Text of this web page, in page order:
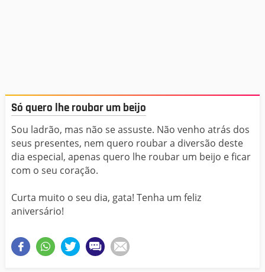
Só quero lhe roubar um beijo
Sou ladrão, mas não se assuste. Não venho atrás dos
seus presentes, nem quero roubar a diversão deste
dia especial, apenas quero lhe roubar um beijo e ficar
com o seu coração.
Curta muito o seu dia, gata! Tenha um feliz
aniversário!